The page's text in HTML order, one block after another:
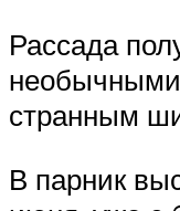
Рассада
странным
В парник